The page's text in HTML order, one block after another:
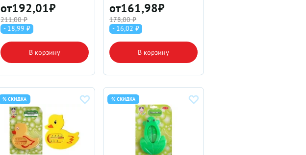
от192,01₽
211,00 ₽
- 18,99 ₽
В корзину
от161,98₽
178,00 ₽
- 16,02 ₽
В корзину
% СКИДКА % СКИДКА